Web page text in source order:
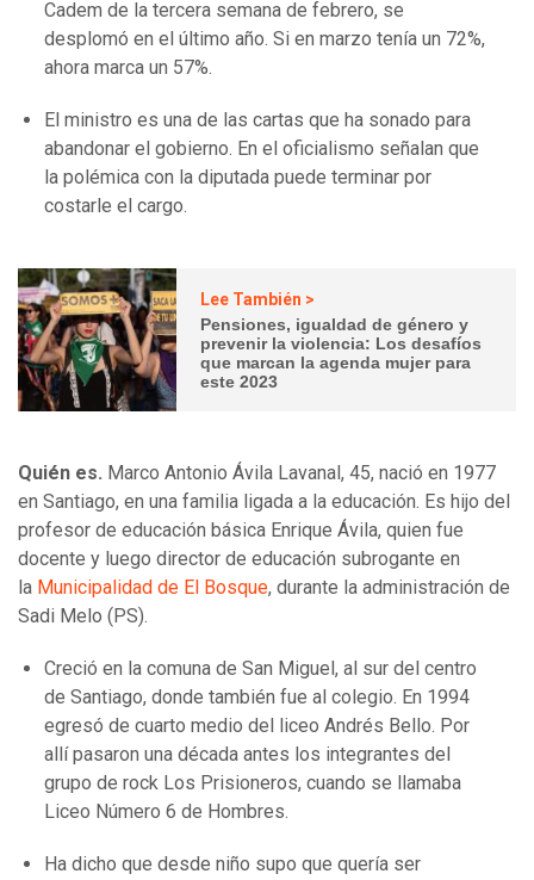
Cadem de la tercera semana de febrero, se
desplomó en el último año. Si en marzo tenía un 72%,
ahora marca un 57%.
El ministro es una de las cartas que ha sonado para
abandonar el gobierno. En el oficialismo señalan que
la polémica con la diputada puede terminar por
costarle el cargo.
Lee También >
Pensiones, igualdad de género y
prevenir la violencia: Los desafíos
que marcan la agenda mujer para
este 2023
Quién es. Marco Antonio Ávila Lavanal, 45, nació en 1977
en Santiago, en una familia ligada a la educación. Es hijo del
profesor de educación básica Enrique Ávila, quien fue
docente y luego director de educación subrogante en
la Municipalidad de El Bosque, durante la administración de
Sadi Melo (PS).
Creció en la comuna de San Miguel, al sur del centro
de Santiago, donde también fue al colegio. En 1994
egresó de cuarto medio del liceo Andrés Bello. Por
allí pasaron una década antes los integrantes del
grupo de rock Los Prisioneros, cuando se llamaba
Liceo Número 6 de Hombres.
Ha dicho que desde niño supo que quería ser